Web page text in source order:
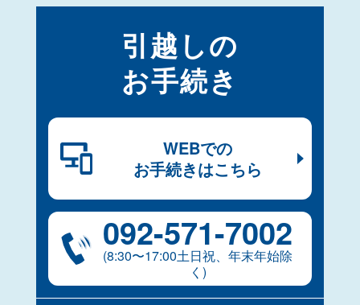
引越しの
お手続き
WEBでの
お手続きはこちら
092-​571-​7002
(8:30〜17:00土日祝、年末年始除
く)